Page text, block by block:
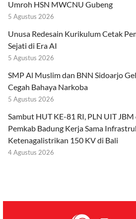
Umroh HSN MWCNU Gubeng
5 Agustus 2026
Unusa Redesain Kurikulum Cetak
Sejati di Era AI
5 Agustus 2026
SMP Al Muslim dan BNN Sidoarjo
Cegah Bahaya Narkoba
5 Agustus 2026
Sambut HUT KE-81 RI, PLN UIT JBM
Pemkab Badung Kerja Sama
Ketenagalistrikan 150 KV di Bali
4 Agustus 2026